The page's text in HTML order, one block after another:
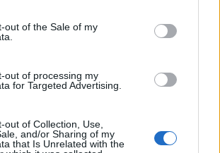
out of the Sale of my
out of processing my
for Targeted Advertising.
out of Collection, Use,
and/or Sharing of my
that Is Unrelated with the
97 – Jori Hulkkonen